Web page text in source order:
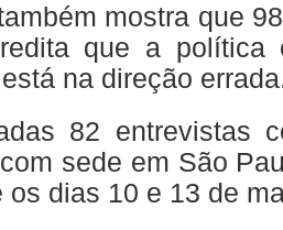
mostra que
que a política
na direção
82 entrevistas
sede em São
os dias 10 e 13 de